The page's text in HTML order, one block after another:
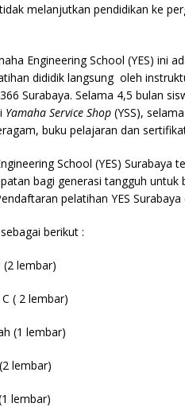
melanjutkan pendidikan ke
Engineering School (YES) ini
dididik langsung oleh
Surabaya. Selama 4,5 bulan
Yamaha Service Shop (YSS),
buku pelajaran dan
School (YES) Surabaya
bagi generasi tangguh untuk
pelatihan YES
berikut :
lembar)
( 2 lembar)
(1 lembar)
lembar)
lembar)